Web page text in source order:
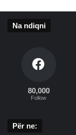
Na ndiqni
80,000
Follow
Për ne: